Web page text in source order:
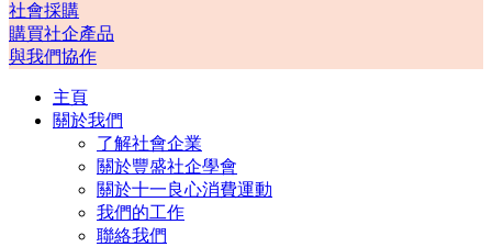
社會採購
購買社企產品
與我們協作
主頁
關於我們
了解社會企業
關於豐盛社企學會
關於十一良心消費運動
我們的工作
聯絡我們